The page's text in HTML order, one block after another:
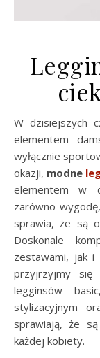
W dzisiejszych czasach legginsy stały się nieodłącznym
elementem
wyłącznie
okazji, modne
elementem w
zarówno
sprawia, że są
Doskonale
zestawami, jak i
przyjrzyjmy się
legginsów
stylizacyjnym
sprawiają, że
każdej kobiety.